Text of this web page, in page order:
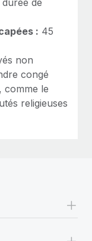
: 45
non
congé
comme le
religieuses
+